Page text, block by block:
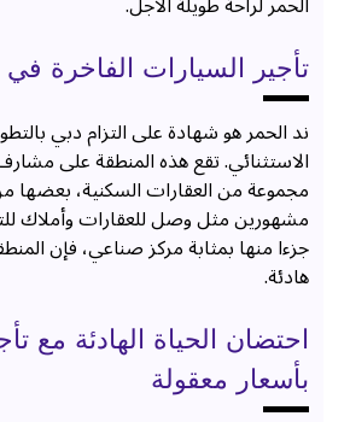
تأجير السيارات الفاخرة في
ند الحمر هو شهادة على التزام دبي
الاستثنائي. تقع هذه المنطقة على
مجموعة من العقارات السكنية،
مشهورين مثل وصل للعقارات وأملاك
جزءا منها بمثابة مركز صناعي، فإن
هادئة.
احتضان الحياة الهادئة مع
بأسعار معقولة